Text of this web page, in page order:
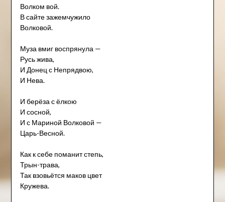
Волком вой.
В сайте зажемчужило
Волковой.
Муза вмиг воспрянула —
Русь жива,
И Донец с Непрядвою,
И Нева.
И берёза с ёлкою
И сосной,
И с Мариной Волковой —
Царь-Весной.
Как к себе поманит степь,
Трын-трава,
Так взовьётся маков цвет
Кружева.